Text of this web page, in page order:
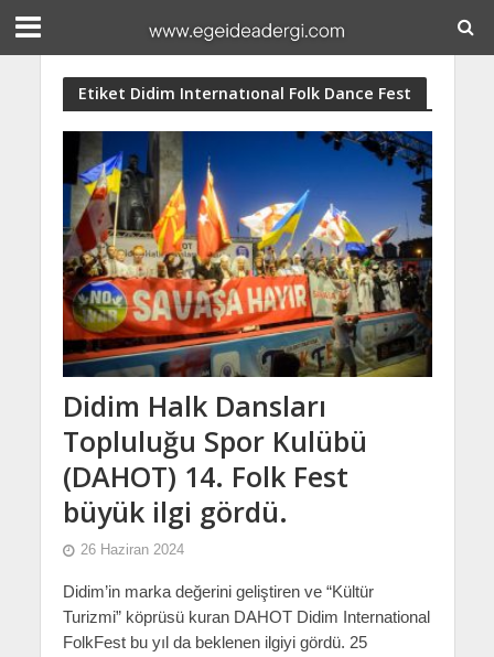
Etiket Didim Internatıonal Folk Dance Fest
Didim Halk Dansları
Topluluğu Spor Kulübü
(DAHOT) 14. Folk Fest
büyük ilgi gördü.
26 Haziran 2024
Didim’in marka değerini geliştiren ve “Kültür
Turizmi” köprüsü kuran DAHOT Didim International
FolkFest bu yıl da beklenen ilgiyi gördü. 25